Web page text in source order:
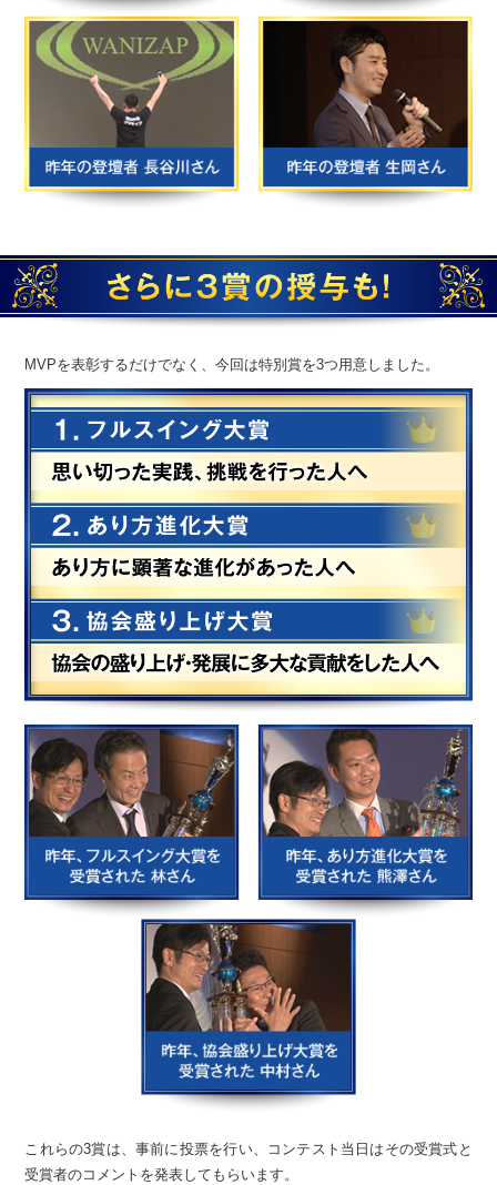
MVPを表彰するだけでなく、今回は特別賞を3つ用意しました。
これらの3賞は、事前に投票を行い、コンテスト当日は その受賞式と
受賞者のコメントを発表してもらいます。